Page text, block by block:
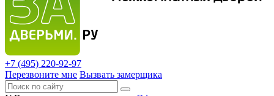
+7 (495) 220-92-97
Перезвоните мне Вызвать замерщика